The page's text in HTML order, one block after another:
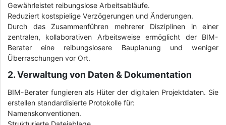
Gewährleistet reibungslose Arbeitsabläufe.
Reduziert kostspielige Verzögerungen und Änderungen.
Durch das Zusammenführen mehrerer Disziplinen in einer
zentralen, kollaborativen Arbeitsweise ermöglicht der BIM-
Berater eine reibungslosere Bauplanung und weniger
Überraschungen vor Ort.
2. Verwaltung von Daten & Dokumentation
BIM-Berater fungieren als Hüter der digitalen Projektdaten. Sie
erstellen standardisierte Protokolle für:
Namenskonventionen.